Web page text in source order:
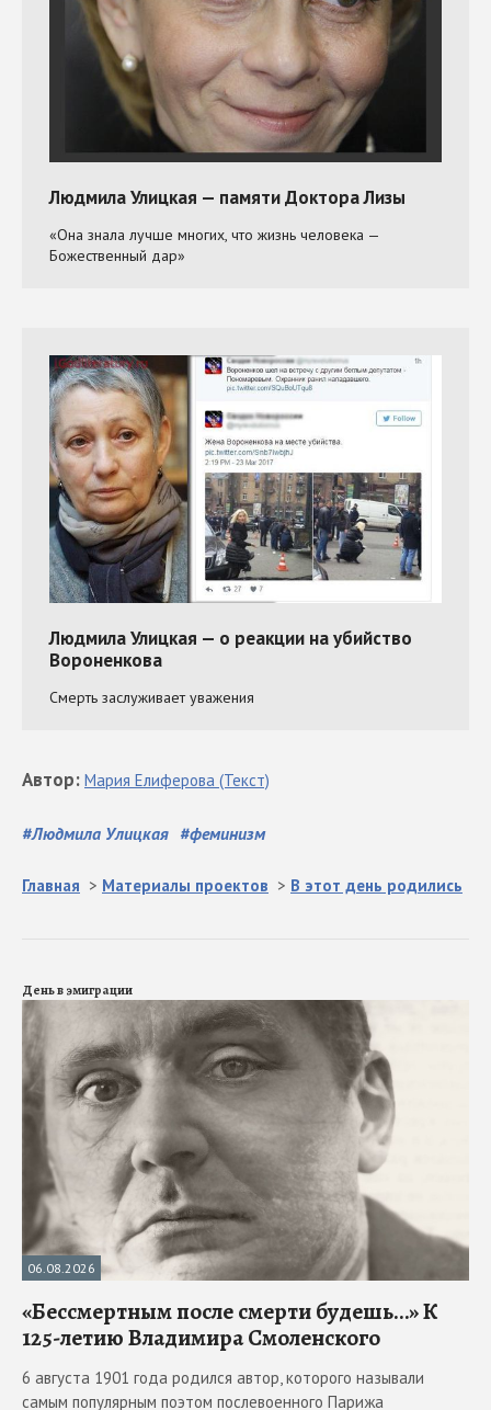
#Людмила Улицкая #феминизм
Автор: Мария Елиферова (Текст)
Главная > Материалы проектов > В этот день родились
День в эмиграции
06.08.2026
«Бессмертным после смерти будешь…» К
125-летию Владимира Смоленского
6 августа 1901 года родился автор, которого называли
самым популярным поэтом послевоенного Парижа